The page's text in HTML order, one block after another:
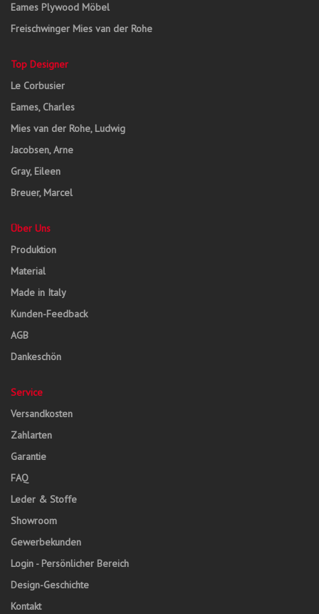
Eames Plywood Möbel
Freischwinger Mies van der Rohe
Top Designer
Le Corbusier
Eames, Charles
Mies van der Rohe, Ludwig
Jacobsen, Arne
Gray, Eileen
Breuer, Marcel
Über Uns
Produktion
Material
Made in Italy
Kunden-Feedback
AGB
Dankeschön
Service
Versandkosten
Zahlarten
Garantie
FAQ
Leder & Stoffe
Showroom
Gewerbekunden
Login - Persönlicher Bereich
Design-Geschichte
Kontakt